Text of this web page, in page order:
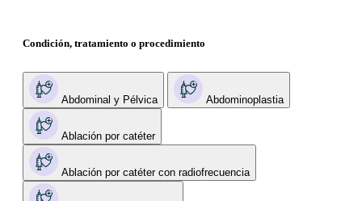
Condición, tratamiento o procedimiento
Abdominal y Pélvica Abdominoplastia
Ablación por catéter
Ablación por catéter con radiofrecuencia